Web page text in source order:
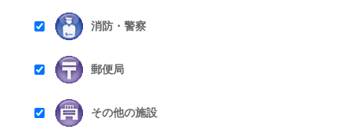
消防・警察
郵便局
その他の施設